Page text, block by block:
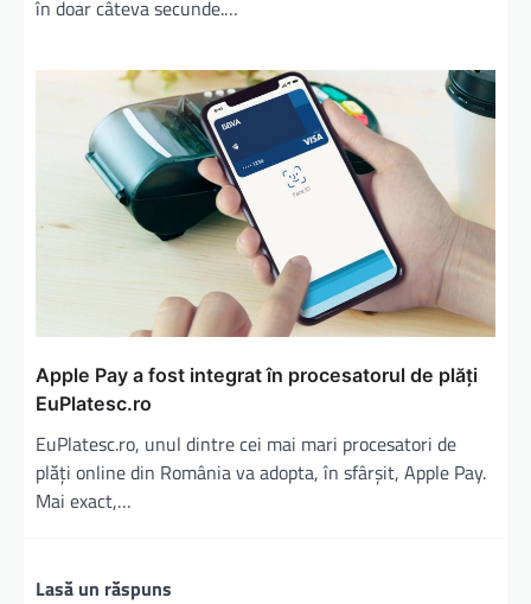
în doar câteva secunde.…
Apple Pay a fost integrat în procesatorul de plăţi
EuPlatesc.ro
EuPlatesc.ro, unul dintre cei mai mari procesatori de
plăți online din România va adopta, în sfârșit, Apple Pay.
Mai exact,…
Lasă un răspuns